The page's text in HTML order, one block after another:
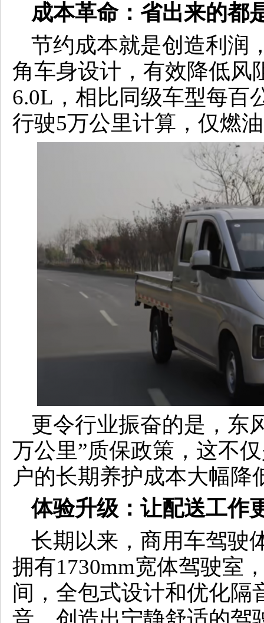
成本革命：省出来的都
节约成本就是创造利润
角车身设计，有效降低风
6.0L，相比同级车型每百
行驶5万公里计算，仅燃
更令行业振奋的是，东
万公里”质保政策，这不
户的长期养护成本大幅降
体验升级：让配送工作
长期以来，商用车驾驶
拥有1730mm宽体驾驶室
间，全包式设计和优化隔